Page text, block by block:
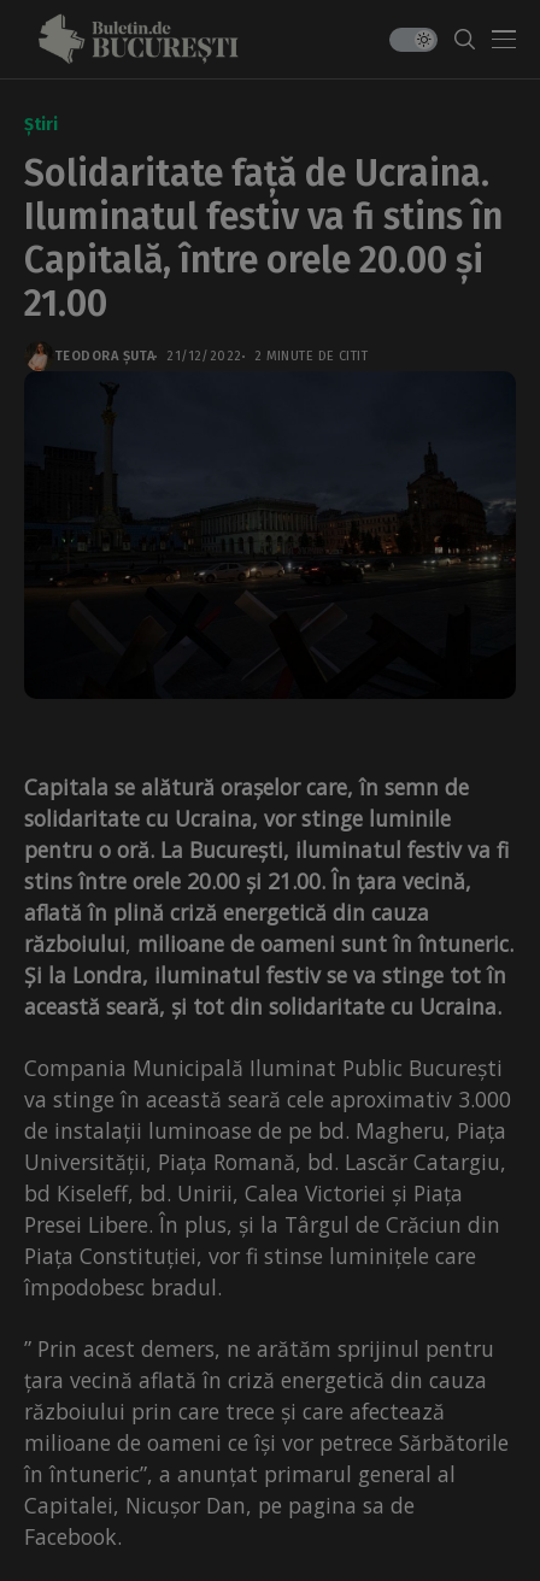
Știri
Solidaritate față de Ucraina.
Iluminatul festiv va fi stins în
Capitală, între orele 20.00 și
21.00
TEODORA ȘUTA 21/12/2022 2 MINUTE DE CITIT
Capitala se alătură orașelor care, în semn de
solidaritate cu Ucraina, vor stinge luminile
pentru o oră. La București, iluminatul festiv va fi
stins între orele 20.00 și 21.00. În țara vecină,
aflată în plină criză energetică din cauza
războiului, milioane de oameni sunt în întuneric.
Și la Londra, iluminatul festiv se va stinge tot în
această seară, și tot din solidaritate cu Ucraina.
Compania Municipală Iluminat Public București
va stinge în această seară cele aproximativ 3.000
de instalații luminoase de pe bd. Magheru, Piața
Universității, Piața Romană, bd. Lascăr Catargiu,
bd Kiseleff, bd. Unirii, Calea Victoriei și Piața
Presei Libere. În plus, și la Târgul de Crăciun din
Piața Constituției, vor fi stinse luminițele care
împodobesc bradul.
” Prin acest demers, ne arătăm sprijinul pentru
țara vecină aflată în criză energetică din cauza
războiului prin care trece și care afectează
milioane de oameni ce își vor petrece Sărbătorile
în întuneric”, a anunțat primarul general al
Capitalei, Nicușor Dan, pe pagina sa de
Facebook.